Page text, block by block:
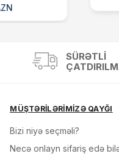
SÜRƏTLI
MÜŞTƏRİLƏRİMİZƏ QAYĞI
Bizi niyə seçməli?
Necə onlayn sifariş edə